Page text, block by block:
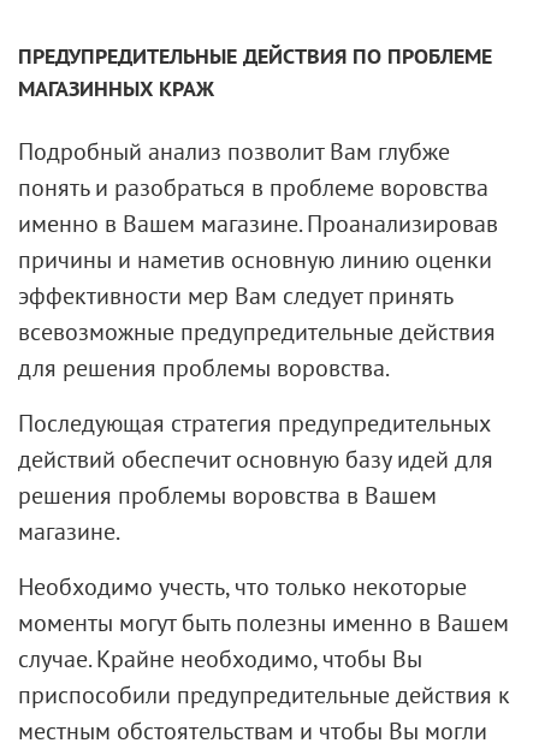
ПРЕДУПРЕДИТЕЛЬНЫЕ ДЕЙСТВИЯ ПО ПРОБЛЕМЕ
МАГАЗИННЫХ КРАЖ
Подробный анализ позволит Вам глубже
понять и разобраться в проблеме воровства
именно в Вашем магазине. Проанализировав
причины и наметив основную линию оценки
эффективности мер Вам следует принять
всевозможные предупредительные действия
для решения проблемы воровства.
Последующая стратегия предупредительных
действий обеспечит основную базу идей для
решения проблемы воровства в Вашем
магазине.
Необходимо учесть, что только некоторые
моменты могут быть полезны именно в Вашем
случае. Крайне необходимо, чтобы Вы
приспособили предупредительные действия к
местным обстоятельствам и чтобы Вы могли